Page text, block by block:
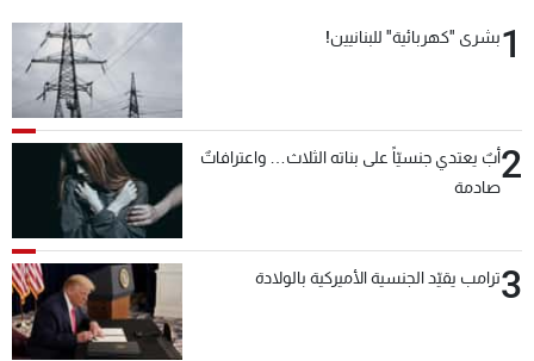
1بشرى "كهربائية" للبنانيين!
2أبٌ يعتدي جنسيّاً على بناته الثلاث… واعترافاتٌ
صادمة
3ترامب يقيّد الجنسية الأميركية بالولادة